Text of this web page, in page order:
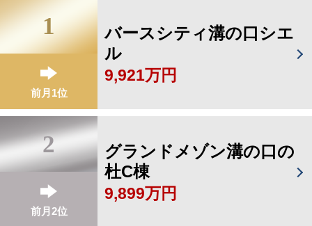
1
前月1位
バースシティ溝の口シエ
ル
9,921万円
2
前月2位
グランドメゾン溝の口の
杜C棟
9,899万円